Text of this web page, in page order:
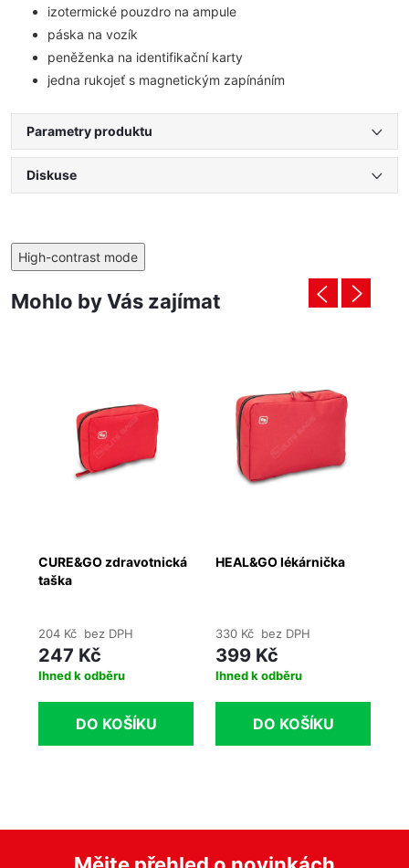
izotermické pouzdro na ampule
páska na vozík
peněženka na identifikační karty
jedna rukojeť s magnetickým zapínáním
Parametry produktu
Diskuse
High-contrast mode
Mohlo by Vás zajímat
CURE&GO zdravotnická
taška
204 Kč bez DPH
247 Kč
Ihned k odběru
DO KOŠÍKU
HEAL&GO lékárnička
330 Kč bez DPH
399 Kč
Ihned k odběru
DO KOŠÍKU